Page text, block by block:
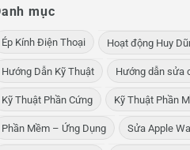
mục
Ép Kính Điện Thoại Hoạt động Huy
Hướng Dẫn Kỹ Thuật Hướng dẫn sửa
Kỹ Thuật Phần Cứng Kỹ Thuật Phần
Phần Mềm – Ứng Dụng Sửa Apple